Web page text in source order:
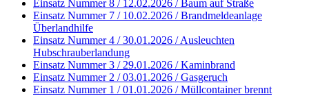
Einsatz Nummer 8 / 12.02.2026 / Baum auf Straße
Einsatz Nummer 7 / 10.02.2026 / Brandmeldeanlage
Überlandhilfe
Einsatz Nummer 4 / 30.01.2026 / Ausleuchten
Hubschrauberlandung
Einsatz Nummer 3 / 29.01.2026 / Kaminbrand
Einsatz Nummer 2 / 03.01.2026 / Gasgeruch
Einsatz Nummer 1 / 01.01.2026 / Müllcontainer brennt